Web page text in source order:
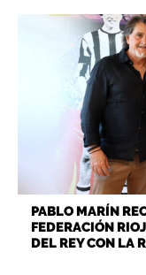
PABLO MARÍN
FEDERACIÓN
DEL REY CON LA